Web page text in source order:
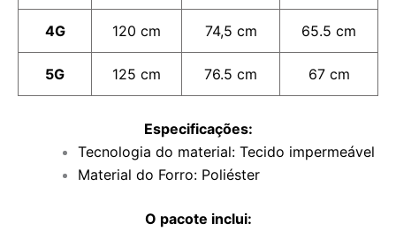
4G 120 cm 74,5 cm 65.5 cm
5G 125 cm 76.5 cm 67 cm
Especificações:
Tecnologia do material: Tecido impermeável
Material do Forro: Poliéster
O pacote inclui: